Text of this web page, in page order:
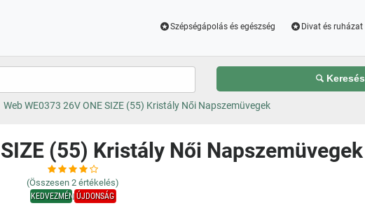
Szépségápolás és egészség Divat és ruházat
Keresés
Web WE0373 26V ONE SIZE (55) Kristály Női Napszemüvegek
(55) Kristály Női Napszemüvegek
(Összesen 2 értékelés)
KEDVEZMÉNYÚJDONSÁG